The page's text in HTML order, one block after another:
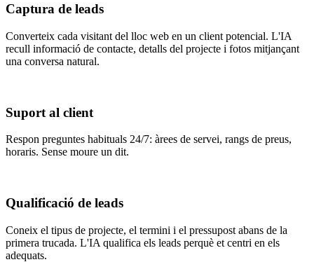
Captura de leads
Converteix cada visitant del lloc web en un client potencial. L'IA
recull informació de contacte, detalls del projecte i fotos mitjançant
una conversa natural.
Suport al client
Respon preguntes habituals 24/7: àrees de servei, rangs de preus,
horaris. Sense moure un dit.
Qualificació de leads
Coneix el tipus de projecte, el termini i el pressupost abans de la
primera trucada. L'IA qualifica els leads perquè et centri en els
adequats.